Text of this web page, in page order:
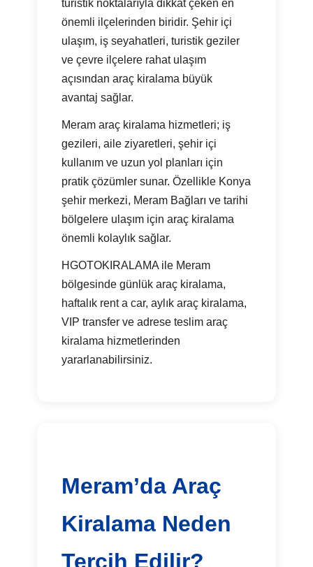
turistik noktalarıyla dikkat çeken en
önemli ilçelerinden biridir. Şehir içi
ulaşım, iş seyahatleri, turistik geziler
ve çevre ilçelere rahat ulaşım
açısından araç kiralama büyük
avantaj sağlar.
Meram araç kiralama hizmetleri; iş
gezileri, aile ziyaretleri, şehir içi
kullanım ve uzun yol planları için
pratik çözümler sunar. Özellikle Konya
şehir merkezi, Meram Bağları ve tarihi
bölgelere ulaşım için araç kiralama
önemli kolaylık sağlar.
HGOTOKIRALAMA ile Meram
bölgesinde günlük araç kiralama,
haftalık rent a car, aylık araç kiralama,
VIP transfer ve adrese teslim araç
kiralama hizmetlerinden
yararlanabilirsiniz.
Meram’da Araç
Kiralama Neden
Tercih Edilir?